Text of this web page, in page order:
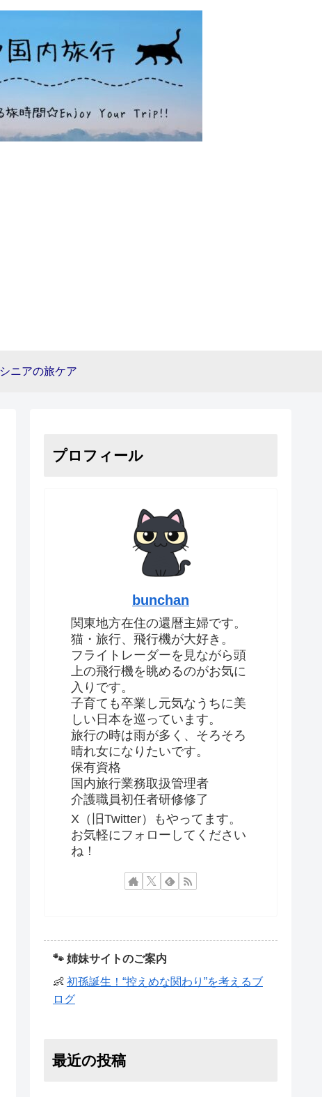
シニアの旅ケア
プロフィール
bunchan
関東地方在住の還暦主婦です。
猫・旅行、飛行機が大好き。
フライトレーダーを見ながら頭
上の飛行機を眺めるのがお気に
入りです。
子育ても卒業し元気なうちに美
しい日本を巡っています。
旅行の時は雨が多く、そろそろ
晴れ女になりたいです。
保有資格
国内旅行業務取扱管理者
介護職員初任者研修修了
X（旧Twitter）もやってます。
お気軽にフォローしてください
ね！
🐾 姉妹サイトのご案内
👶 初孫誕生！“控えめな関わり”を考えるブ
ログ
最近の投稿